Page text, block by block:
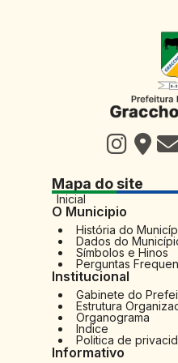
Mapa do site
Inicial
O Municipio
História do
Dados do
Símbolos e Hinos
Perguntas
Institucional
Gabinete do
Estrutura
Organograma
Indice
Politica de
Informativo